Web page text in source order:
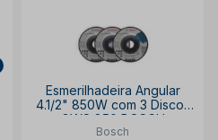
Esmerilhadeira Angular
4.1/2" 850W com 3 Discos
GWS 850 BOSCH
Bosch